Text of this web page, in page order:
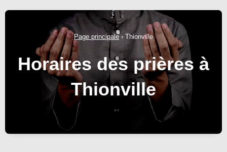
Page principale› Thionville
Horaires des prières à
Thionville